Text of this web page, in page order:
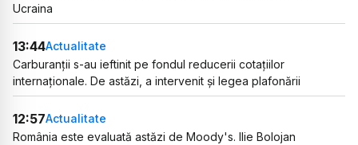
Ucraina
13:44Actualitate
Carburanții s-au ieftinit pe fondul reducerii cotațiilor
internaționale. De astăzi, a intervenit și legea plafonării
12:57Actualitate
România este evaluată astăzi de Moody's. Ilie Bolojan